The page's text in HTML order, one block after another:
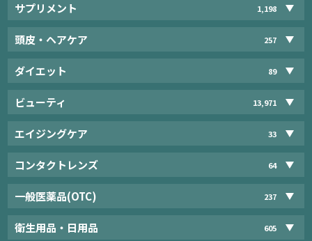
サプリメント 1,198
頭皮・ヘアケア 257
ダイエット 89
ビューティ 13,971
エイジングケア 33
コンタクトレンズ 64
一般医薬品(OTC) 237
衛生用品・日用品 605